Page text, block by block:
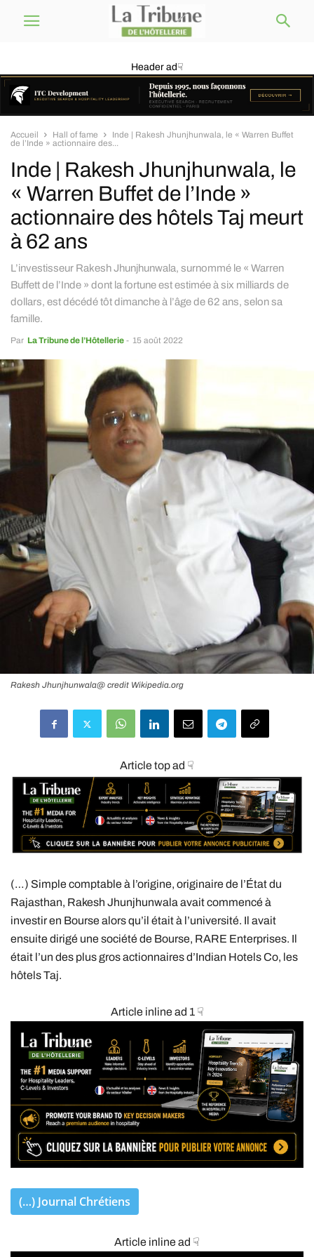
Header ad☟
Accueil Hall of fame
Inde | Rakesh Jhunjhunwala, le « Warren Buffet
de l’Inde » actionnaire des...
Inde | Rakesh Jhunjhunwala, le
« Warren Buffet de l’Inde »
actionnaire des hôtels Taj meurt
à 62 ans
L’investisseur Rakesh Jhunjhunwala, surnommé le « Warren
Buffett de l’Inde » dont la fortune est estimée à six milliards de
dollars, est décédé tôt dimanche à l’âge de 62 ans, selon sa
famille.
Par La Tribune de l’Hôtellerie - 15 août 2022
Rakesh Jhunjhunwala@ credit Wikipedia.org
Article top ad ☟
(…) Simple comptable à l’origine, originaire de l’État du
Rajasthan, Rakesh Jhunjhunwala avait commencé à
investir en Bourse alors qu’il était à l’université. Il avait
ensuite dirigé une société de Bourse, RARE Enterprises. Il
était l’un des plus gros actionnaires d’Indian Hotels Co, les
hôtels Taj.
Article inline ad 1 ☟
(…) Journal Chrétiens
Article inline ad ☟